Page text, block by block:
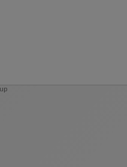
(adaptamos las